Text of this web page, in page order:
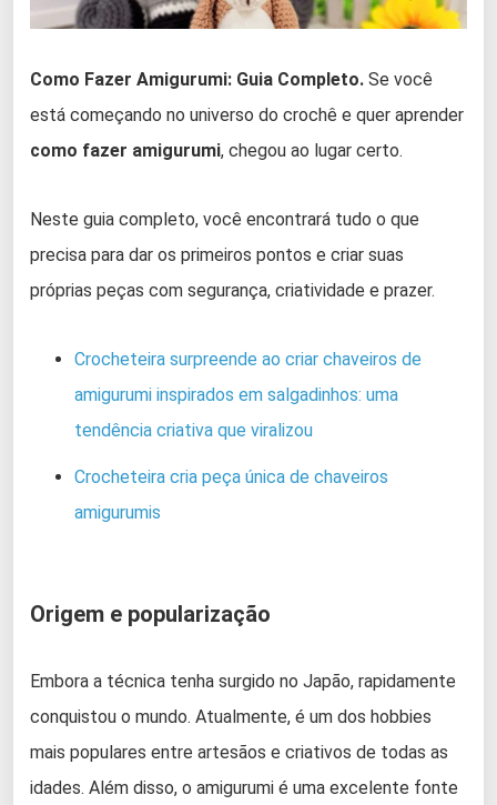
Como Fazer Amigurumi: Guia Completo. Se você
está começando no universo do crochê e quer aprender
como fazer amigurumi, chegou ao lugar certo.
Neste guia completo, você encontrará tudo o que
precisa para dar os primeiros pontos e criar suas
próprias peças com segurança, criatividade e prazer.
Crocheteira surpreende ao criar chaveiros de
amigurumi inspirados em salgadinhos: uma
tendência criativa que viralizou
Crocheteira cria peça única de chaveiros
amigurumis
Origem e popularização
Embora a técnica tenha surgido no Japão, rapidamente
conquistou o mundo. Atualmente, é um dos hobbies
mais populares entre artesãos e criativos de todas as
idades. Além disso, o amigurumi é uma excelente fonte